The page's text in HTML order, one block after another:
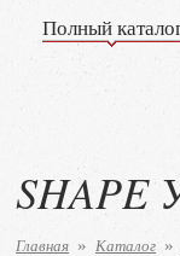
Полный
SHAPE
Главная » Каталог »